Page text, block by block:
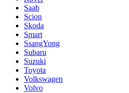
Saab
Scion
Skoda
Smart
SsangYong
Subaru
Suzuki
Toyota
Volkswagen
Volvo